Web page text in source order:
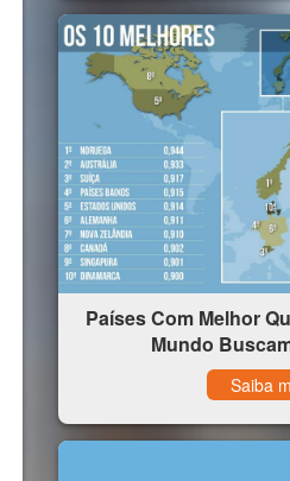
Países Com Melhor
Mundo
Saiba